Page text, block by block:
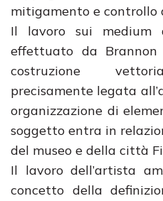
mitigamento e controllo
Il lavoro sui medium
effettuato da
costruzione
precisamente legata
organizzazione di
soggetto entra in
del museo e della città
Il lavoro dell’artista
concetto della